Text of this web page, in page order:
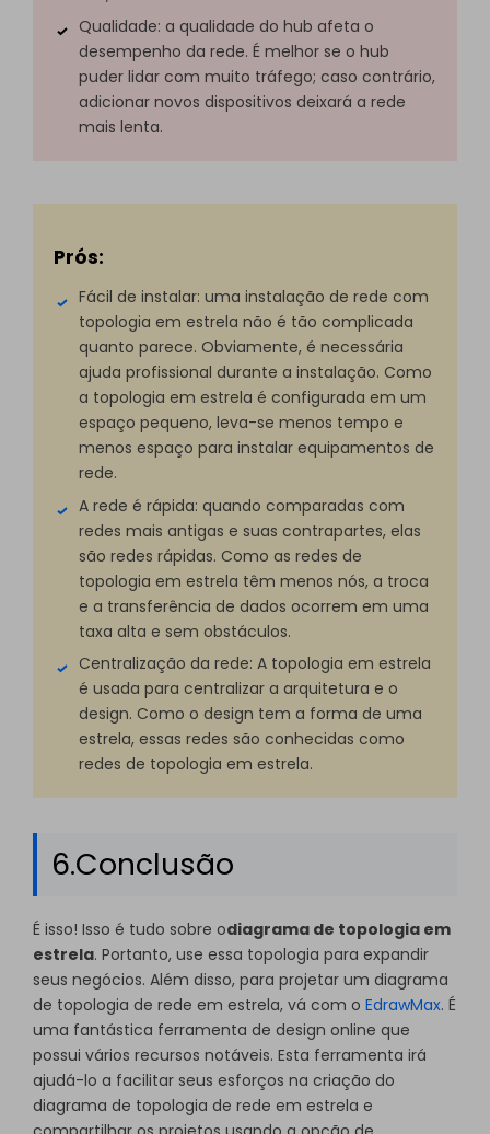
Qualidade: a qualidade do hub afeta o
desempenho da rede. É melhor se o hub
puder lidar com muito tráfego; caso contrário,
adicionar novos dispositivos deixará a rede
mais lenta.
Prós:
Fácil de instalar: uma instalação de rede com
topologia em estrela não é tão complicada
quanto parece. Obviamente, é necessária
ajuda profissional durante a instalação. Como
a topologia em estrela é configurada em um
espaço pequeno, leva-se menos tempo e
menos espaço para instalar equipamentos de
rede.
A rede é rápida: quando comparadas com
redes mais antigas e suas contrapartes, elas
são redes rápidas. Como as redes de
topologia em estrela têm menos nós, a troca
e a transferência de dados ocorrem em uma
taxa alta e sem obstáculos.
Centralização da rede: A topologia em estrela
é usada para centralizar a arquitetura e o
design. Como o design tem a forma de uma
estrela, essas redes são conhecidas como
redes de topologia em estrela.
6.Conclusão
É isso! Isso é tudo sobre odiagrama de topologia em
estrela. Portanto, use essa topologia para expandir
seus negócios. Além disso, para projetar um diagrama
de topologia de rede em estrela, vá com o EdrawMax. É
uma fantástica ferramenta de design online que
possui vários recursos notáveis. Esta ferramenta irá
ajudá-lo a facilitar seus esforços na criação do
diagrama de topologia de rede em estrela e